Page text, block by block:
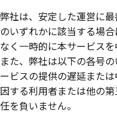
弊社は、安定した運営に
のいずれかに該当する場
なく一時的に本サービスを
また、弊社は以下の各号
ービスの提供の遅延また
因する利用者または他の
任を負いません。